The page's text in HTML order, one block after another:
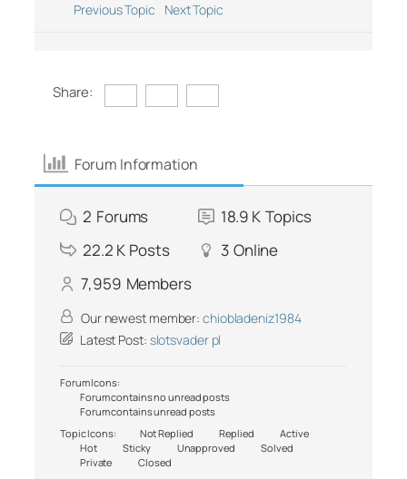
Previous Topic
Next Topic
Share:
Forum Information
2 Forums 18.9 K Topics
22.2 K Posts 3 Online
7,959 Members
Our newest member: chiobladeniz1984
Latest Post: slotsvader pl
Forum Icons:
Forum contains no unread posts
Forum contains unread posts
Topic Icons:
Not Replied Replied
Active
Hot
Sticky Unapproved
Solved
Private
Closed